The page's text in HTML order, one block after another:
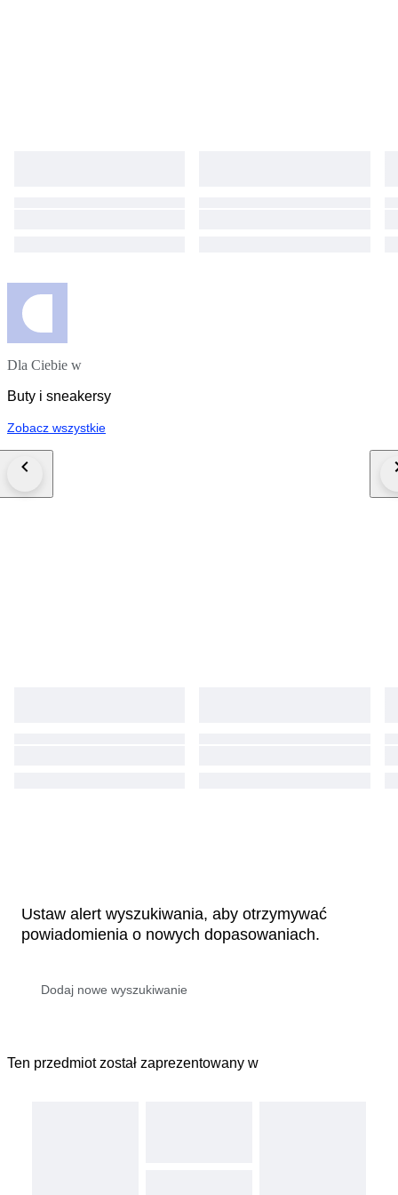
Dla Ciebie w
Buty i sneakersy
Zobacz wszystkie
Ustaw alert wyszukiwania, aby otrzymywać
powiadomienia o nowych dopasowaniach.
Ten przedmiot został zaprezentowany w